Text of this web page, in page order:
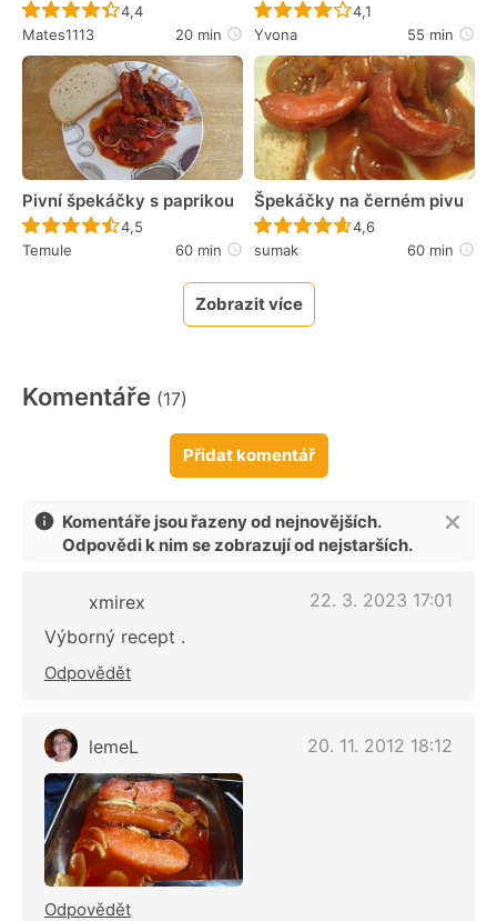
Recept ještě nebyl hodnocen
4,4
Mates1113
20 min
Recept ještě nebyl
4,1
Yvona
55 min
Pivní špekáčky s paprikou
Recept ještě nebyl hodnocen
4,5
Temule
60 min
Špekáčky na černém pivu
Recept ještě nebyl
4,6
sumak
60 min
Zobrazit více
Komentáře (17)
Přidat komentář
Komentáře jsou řazeny od nejnovějších.
Odpovědi k nim se zobrazují od nejstarších.
xmirex
22. 3. 2023 17:01
Výborný recept .
Odpovědět
lemeL 20. 11. 2012 18:12
Odpovědět